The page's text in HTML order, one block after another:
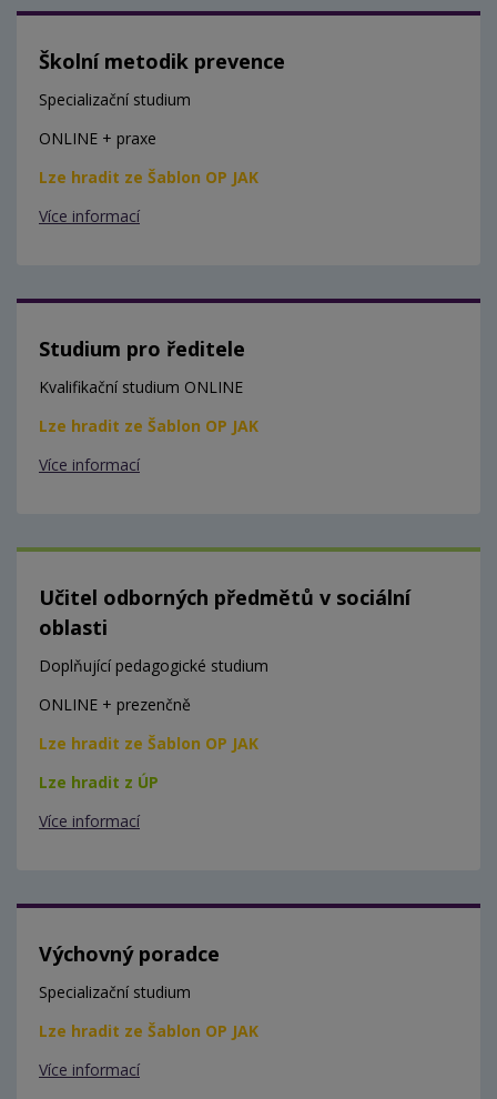
Školní metodik prevence
Specializační studium
ONLINE + praxe
Lze hradit ze Šablon OP JAK
Více informací
Studium pro ředitele
Kvalifikační studium ONLINE
Lze hradit ze Šablon OP JAK
Více informací
Učitel odborných předmětů v sociální
oblasti
Doplňující pedagogické studium
ONLINE + prezenčně
Lze hradit ze Šablon OP JAK
Lze hradit z ÚP
Více informací
Výchovný poradce
Specializační studium
Lze hradit ze Šablon OP JAK
Více informací